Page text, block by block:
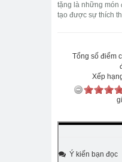
tặng là những món
tạo được sự thích
Tổng số điểm
Xếp